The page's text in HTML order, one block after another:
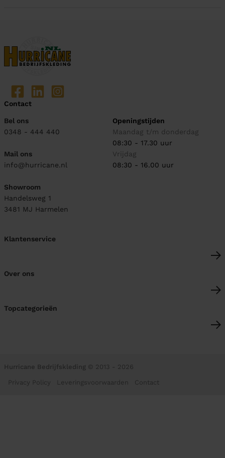
Contact
Bel ons
0348 - 444 440
Mail ons
info@hurricane.nl
Showroom
Handelsweg 1
3481 MJ Harmelen
Openingstijden
Maandag t/m donderdag
08:30 - 17.30 uur
Vrijdag
08:30 - 16.00 uur
Klantenservice
Over ons
Topcategorieën
Hurricane Bedrijfskleding © 2013 - 2026
Privacy Policy Leveringsvoorwaarden Contact